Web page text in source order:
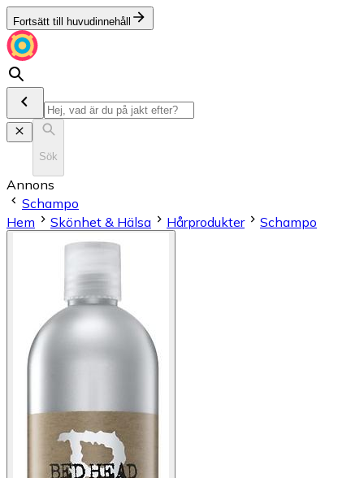
Fortsätt till huvudinnehåll
Sök
Annons
Schampo
Hem
Skönhet & Hälsa Hårprodukter Schampo